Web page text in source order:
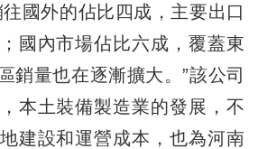
外的佔比四成，主要出口
國內市場佔比六成，覆蓋東
銷量也在逐漸擴大。”該公司
本土裝備製造業的發展，不
建設和運營成本，也為河南